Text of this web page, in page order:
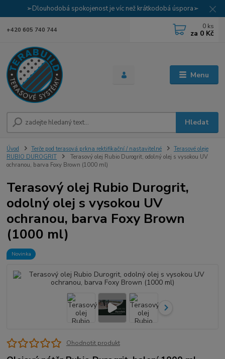
➢Dlouhodobá spokojenost je víc než krátkodobá úspora➢
Menu
Hledat
+420 605 740 744 0 ks
za 0 Kč
Úvod Terče pod terasová prkna rektifikační / nastavitelné
Terasové oleje
RUBIO DUROGRIT
Terasový olej Rubio Durogrit, odolný olej s vysokou UV
ochranou, barva Foxy Brown (1000 ml)
Terasový olej Rubio Durogrit,
odolný olej s vysokou UV
ochranou, barva Foxy Brown
(1000 ml)
Novinka
Ohodnotit produkt